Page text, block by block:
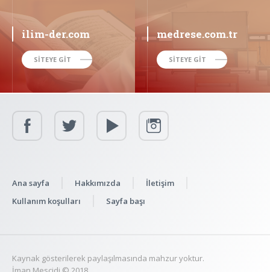
ilim-der.com
SİTEYE GİT
medrese.com.tr
SİTEYE GİT
Ana sayfa Hakkımızda
İletişim
Kullanım koşulları
Sayfa başı
Kaynak gösterilerek paylaşılmasında mahzur yoktur.